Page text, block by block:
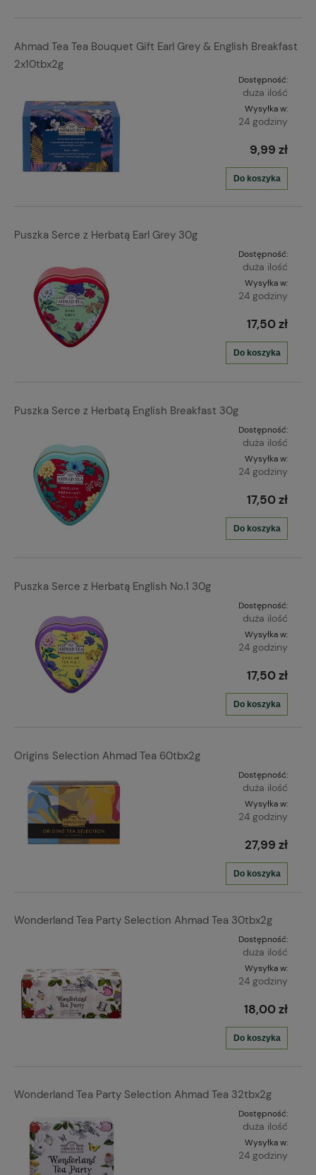
Ahmad Tea Tea Bouquet Gift Earl Grey & English Breakfast
2x10tbx2g
Dostępność:
duża ilość
Wysyłka w:
24 godziny
9,99 zł
Do koszyka
Puszka Serce z Herbatą Earl Grey 30g
Dostępność:
duża ilość
Wysyłka w:
24 godziny
17,50 zł
Do koszyka
Puszka Serce z Herbatą English Breakfast 30g
Dostępność:
duża ilość
Wysyłka w:
24 godziny
17,50 zł
Do koszyka
Puszka Serce z Herbatą English No.1 30g
Dostępność:
duża ilość
Wysyłka w:
24 godziny
17,50 zł
Do koszyka
Origins Selection Ahmad Tea 60tbx2g
Dostępność:
duża ilość
Wysyłka w:
24 godziny
27,99 zł
Do koszyka
Wonderland Tea Party Selection Ahmad Tea 30tbx2g
Dostępność:
duża ilość
Wysyłka w:
24 godziny
18,00 zł
Do koszyka
Wonderland Tea Party Selection Ahmad Tea 32tbx2g
Dostępność:
duża ilość
Wysyłka w:
24 godziny